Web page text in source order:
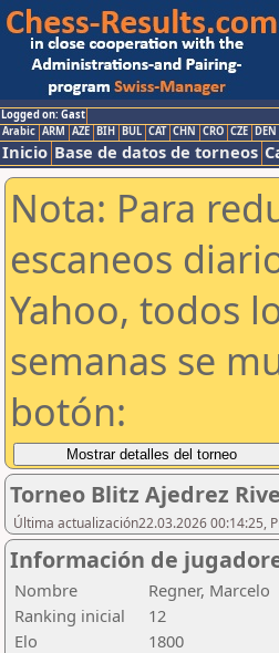
Logged on: Gast
Arabic ARM AZE BIH BUL CAT CHN CRO CZE DEN
Inicio Base de datos de torneos
Nota: Para
escaneos
Yahoo, todos
semanas se
botón:
Torneo Blitz Ajedrez
Última actualización22.03.2026 00:14:25,
Información de
Nombre
Regner, Marcelo
Ranking inicial
12
Elo
1800